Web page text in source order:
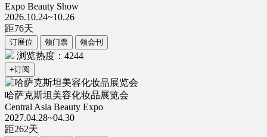
Expo Beauty Show
2026.10.24~10.26
距76天
订展位 领门票 领会刊
浏览热度：4244
+订阅
哈萨克斯坦美容化妆品展览会
Central Asia Beauty Expo
2027.04.28~04.30
距262天